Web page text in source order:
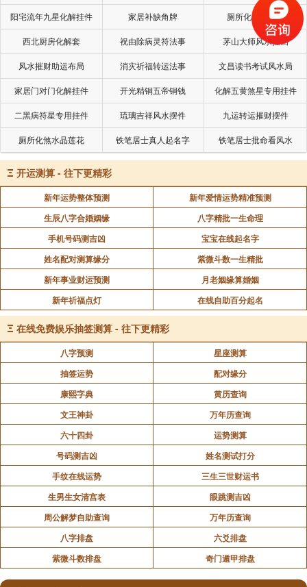
声明：部分内容来于网络，如有侵权，请联系我们删除！以上内容，并
不代表易德轩观点。
阳宅流年九星化解挂件 家居补缺角牌 厕所化秽气煞套
西北厨房化解套 祝由除病灵符法事 茅山大师风水挂画
风水摧财助运布局 消灾祈福转运法事 文昌读书考试风水局
家居门对门化解挂件 开光精铜五帝铜钱 化解五黄煞星专用挂件
二黑病符星专用挂件 琉璃吉祥风水摆件 九运转运摧财摆件
厕所化煞水晶莲花 铁笔居士真人起名字 铁笔居士批命看风水
Ξ 开运测算 - 往下更精彩
新年运势整体预测
新年爱情运势精准预测
生辰八字合婚姻缘
八字精批一生命理
手机号码测吉凶
宝宝在线起名字
姓名配对测算缘分
紫微斗数一生精批
新年事业财运预测
月老姻缘算婚姻
新年祈福点灯
在线自助百分起名
Ξ 在线免费娱乐抽签测算 - 往下更精彩
八字预测
星座测算
抽签运势
配对缘分
康熙字典
黄历查询
文王神卦
万年历查询
六十四卦
运势测算
号码测吉凶
姓名测试打分
手纹在线运势
三生三世财运书
生男生女清宫表
眼跳测吉凶
周公解梦自助查询
万年历查询
八字排盘
六爻排盘
紫微斗数排盘
奇门遁甲排盘